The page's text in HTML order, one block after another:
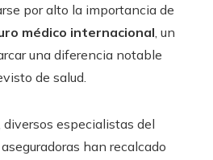
por alto la importancia de
médico internacional, un
una diferencia notable
de salud.
diversos especialistas del
han recalcado